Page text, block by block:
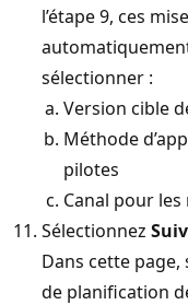
l’étape 9, ces
sélectionner :
Version cible
Méthode
pilotes
Canal pour
Sélectionnez
Dans cette page,
de planification